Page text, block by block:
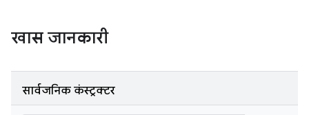
खास जानकारी
सार्वजनिक कंस्ट्रक्टर